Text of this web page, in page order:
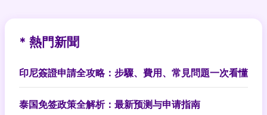
* 熱門新聞
印尼簽證申請全攻略：步驟、費用、常見問題一次看懂
泰国免签政策全解析：最新预测与申请指南